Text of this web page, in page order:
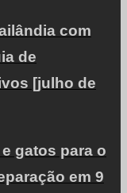
com
de
[julho de
gatos para o
em 9